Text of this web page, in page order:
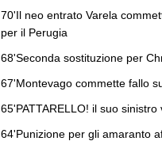
70'Il neo entrato Varela
per il Perugia
68'Seconda sostituzione per
67'Montevago commette fallo
65'PATTARELLO! il suo
64'Punizione per gli amaranto